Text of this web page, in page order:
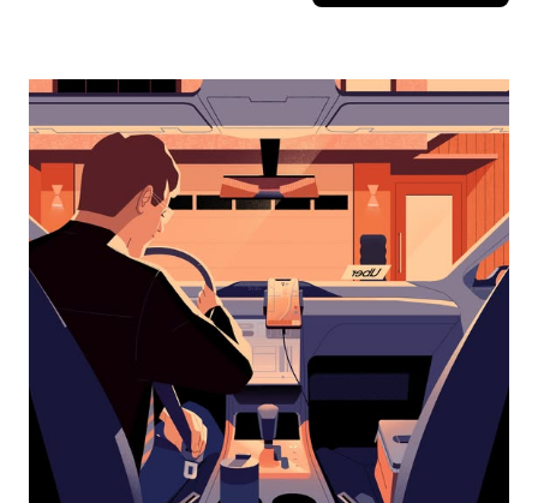
مفتاح
للأسفل
لاستخدام
التقويم
التاريخ.
اضغط
على
زر
الخروج
لإغلاق
التقويم.